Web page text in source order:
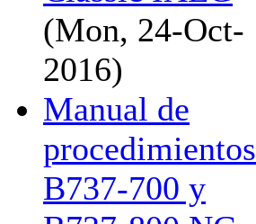
(Mon, 24-Oct-
2016)
Manual de
procedimientos
B737-700 y